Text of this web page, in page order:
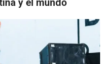
y el mundo